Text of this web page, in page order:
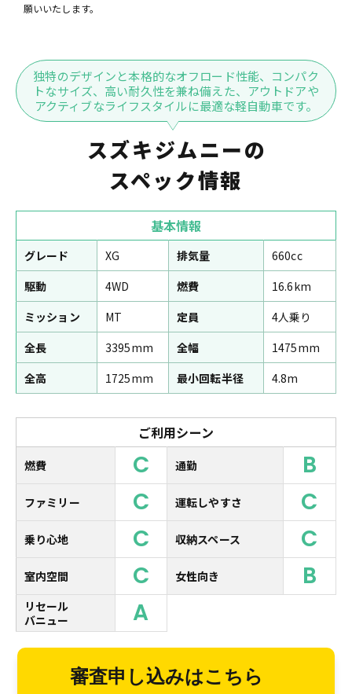
願いいたします。
独特のデザインと本格的なオフロード性能、コンパク
トなサイズ、高い耐久性を兼ね備えた、アウトドアや
アクティブなライフスタイルに最適な軽自動車です。
スズキジムニーの
スペック情報
基本情報
グレード XG 排気量
660cc
駆動
4WD 燃費
16.6km
ミッション
MT 定員
4人乗り
全長
3395mm 全幅
1475mm
全高
1725mm 最小回転半径 4.8m
ご利用シーン
燃費 C 通勤 B
ファミリー C 運転しやすさ C
乗り心地 C 収納スペース C
室内空間 C 女性向き B
リセール
バニュー
A
審査申し込みはこちら